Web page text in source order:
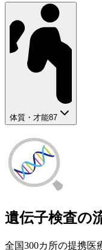
体質・才能87
気分の落ち込み
数学能力
記憶力
学歴が高い傾向
遺伝子検査の
全国300カ所の提携医